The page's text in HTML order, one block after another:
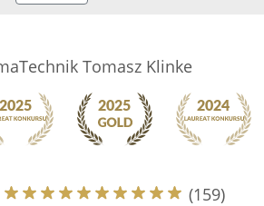
Tomasz Klinke
(159)